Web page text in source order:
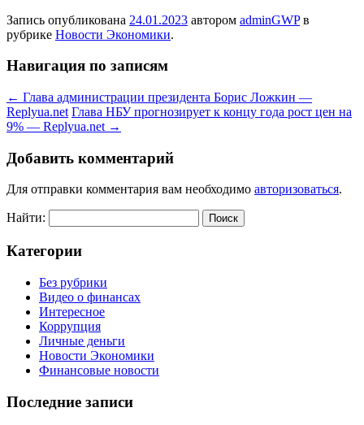
Запись опубликована 24.01.2023 автором adminGWPв
рубрике Новости Экономики.
Навигация по записям
← Глава администрации президента Борис Ложкин —
Replyua.net Глава НБУ прогнозирует к концу года рост цен на
9% — Replyua.net →
Добавить комментарий
Для отправки комментария вам необходимо авторизоваться.
Найти:
Категории
Без рубрики
Видео о финансах
Интересное
Коррупция
Личные деньги
Новости Экономики
Финансовые новости
Последние записи